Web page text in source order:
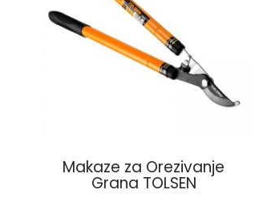
Makaze za Orezivanje
Grana TOLSEN